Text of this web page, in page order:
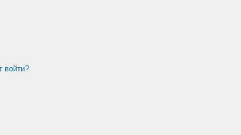
войти?